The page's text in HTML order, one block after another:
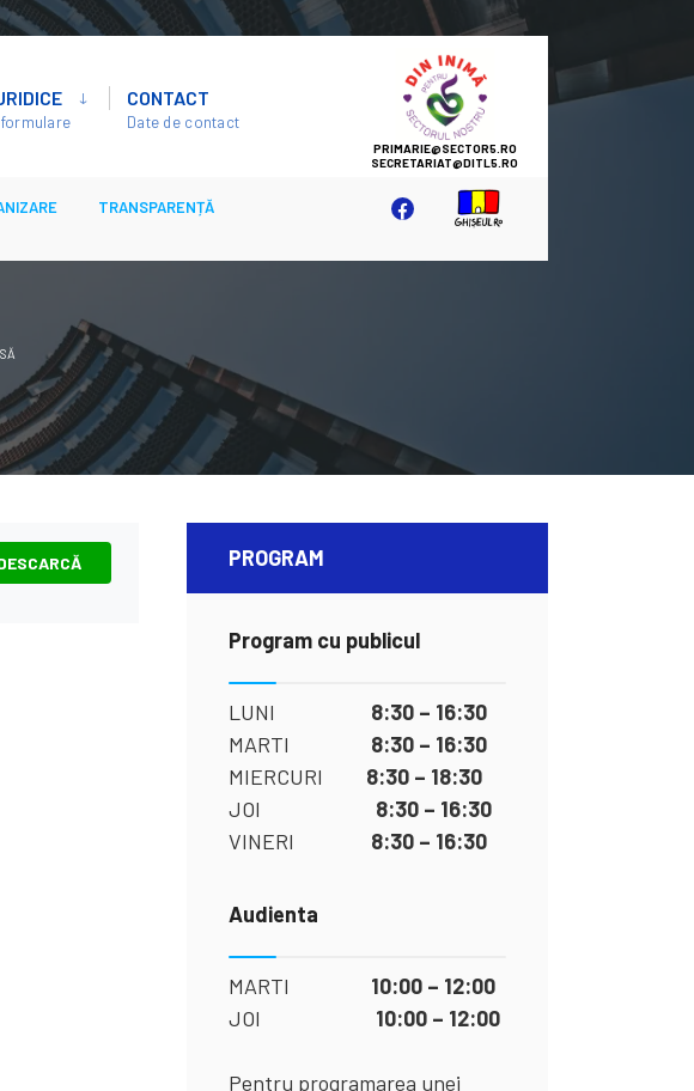
CONTACT
Date de contact
SECTOR
5
TRANSPARENȚĂ
PROGRAM
Program cu publicul
LUNI 8:30 – 16:30
MARTI 8:30 – 16:30
MIERCURI 8:30 – 18:30
JOI 8:30 – 16:30
VINERI 8:30 – 16:30
Audienta
MARTI 10:00 – 12:00
JOI 10:00 – 12:00
Pentru programarea unei